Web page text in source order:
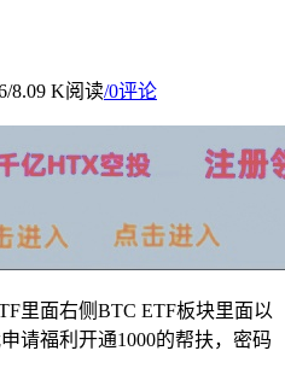
/8.09 K阅读/0评论
里面右侧BTC ETF板块里面以
请福利开通1000的帮扶，密码